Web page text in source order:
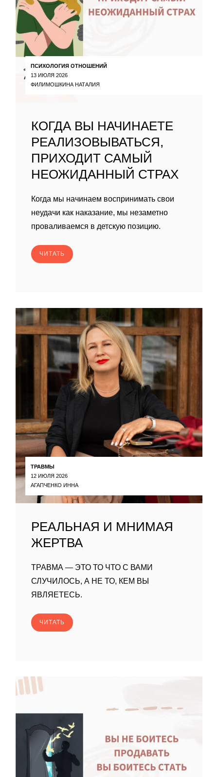
ПСИХОЛОГИЯ ОТНОШЕНИЙ
13 ИЮЛЯ 2026
ФИЛИМОШКИНА НАТАЛИЯ
КОГДА ВЫ НАЧИНАЕТЕ
РЕАЛИЗОВЫВАТЬСЯ,
ПРИХОДИТ САМЫЙ
НЕОЖИДАННЫЙ СТРАХ
Когда мы начинаем воспринимать свои
неудачи как наказание, мы незаметно
проваливаемся в детскую позицию.
ЧИТАТЬ
ТРАВМЫ
12 ИЮЛЯ 2026
АГАПЧЕНКО ИННА
РЕАЛЬНАЯ И МНИМАЯ
ЖЕРТВА
ТРАВМА — ЭТО ТО ЧТО С ВАМИ
СЛУЧИЛОСЬ, А НЕ ТО, КЕМ ВЫ
ЯВЛЯЕТЕСЬ.
ЧИТАТЬ